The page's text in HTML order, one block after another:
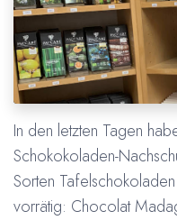
In den letzten Tagen
Schokokoladen-
Sorten
vorrätig: Chocolat